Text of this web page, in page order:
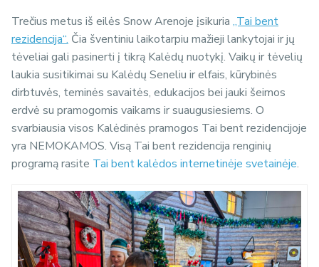
Trečius metus iš eilės Snow Arenoje įsikuria „Tai bent
rezidencija“. Čia šventiniu laikotarpiu mažieji lankytojai ir jų
tėveliai gali pasinerti į tikrą Kalėdų nuotykį. Vaikų ir tėvelių
laukia susitikimai su Kalėdų Seneliu ir elfais, kūrybinės
dirbtuvės, teminės savaitės, edukacijos bei jauki šeimos
erdvė su pramogomis vaikams ir suaugusiesiems. O
svarbiausia visos Kalėdinės pramogos Tai bent rezidencijoje
yra NEMOKAMOS. Visą Tai bent rezidencija renginių
programą rasite Tai bent kalėdos internetinėje svetainėje.